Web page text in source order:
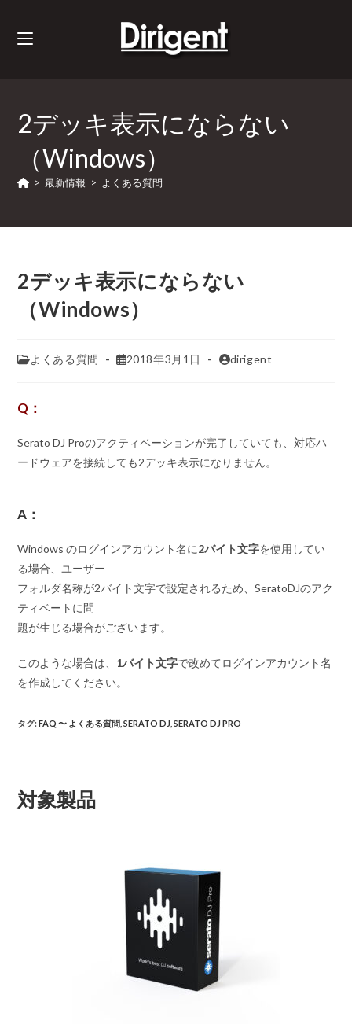
2デッキ表示にならない
（Windows）
> 最新情報 > よくある質問
2デッキ表示にならない
（Windows）
よくある質問 2018年3月1日 dirigent
Q：
Serato DJ Proのアクティベーションが完了していても、対応ハ
ードウェアを接続しても2デッキ表示になりません。
A：
Windows のログインアカウント名に2バイト文字を使用してい
る場合、ユーザー
フォルダ名称が2バイト文字で設定されるため、SeratoDJのアク
ティベートに問
題が生じる場合がございます。
このような場合は、 1バイト文字で改めてログインアカウント名
を作成してください。
タグ:FAQ 〜 よくある質問 SERATO DJ SERATO DJ PRO
対象製品